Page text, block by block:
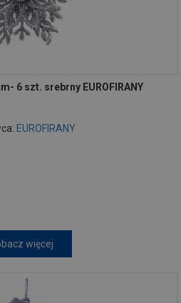
6 szt. srebrny EUROFIRANY
EUROFIRANY
więcej